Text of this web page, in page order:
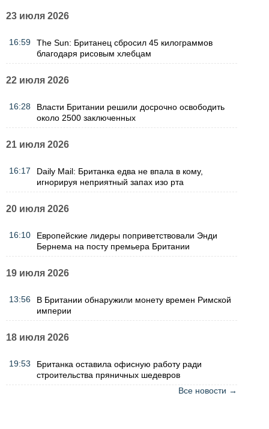
23 июля 2026
16:59
The Sun: Британец сбросил 45 килограммов
благодаря рисовым хлебцам
22 июля 2026
16:28
Власти Британии решили досрочно освободить
около 2500 заключенных
21 июля 2026
16:17
Daily Mail: Британка едва не впала в кому,
игнорируя неприятный запах изо рта
20 июля 2026
16:10
Европейские лидеры поприветствовали Энди
Бернема на посту премьера Британии
19 июля 2026
13:56
В Британии обнаружили монету времен Римской
империи
18 июля 2026
19:53
Британка оставила офисную работу ради
строительства пряничных шедевров
Все новости →